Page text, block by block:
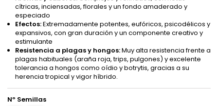
cítricas, inciensadas, florales y un fondo amaderado y
especiado
Efectos:Extremadamente potentes, eufóricos, psicodélicos y
expansivos, con gran duración y un componente creativo y
estimulante
Resistencia a plagas y hongos:Muy alta resistencia frente a
plagas habituales (araña roja, trips, pulgones) y excelente
tolerancia a hongos como oídio y botrytis, gracias a su
herencia tropical y vigor híbrido.
Nº Semillas